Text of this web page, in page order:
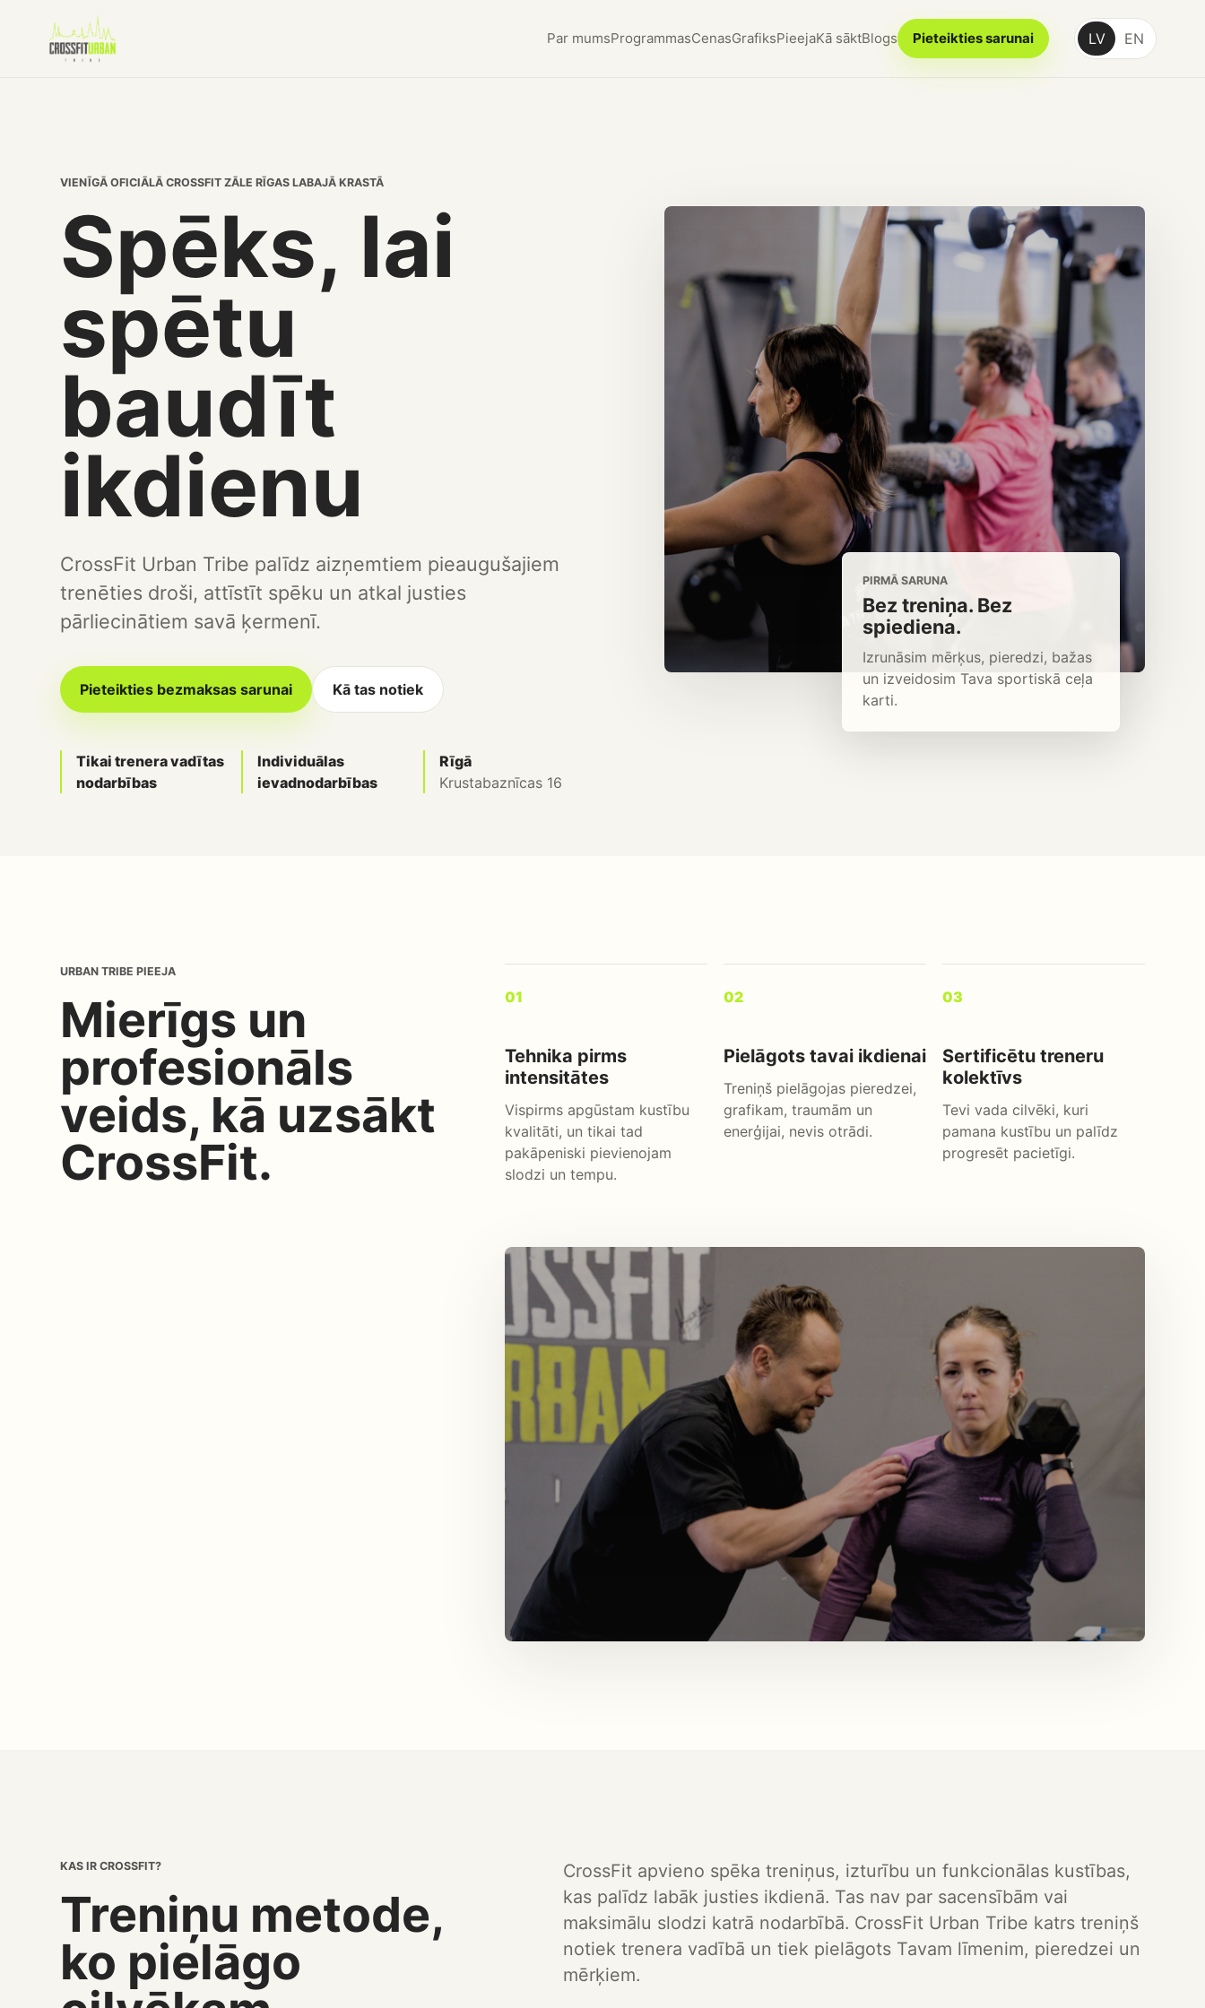
Par mumsProgrammasCenasGrafiksPieejaKā sāktBlogs Pieteikties sarunai LV EN
VIENĪGĀ OFICIĀLĀ CROSSFIT ZĀLE RĪGAS LABAJĀ KRASTĀ
Spēks, lai
spētu
baudīt
ikdienu
CrossFit Urban Tribe palīdz aizņemtiem pieaugušajiem
trenēties droši, attīstīt spēku un atkal justies
pārliecinātiem savā ķermenī.
Pieteikties bezmaksas sarunai Kā tas notiek
Tikai trenera vadītas
nodarbības
Individuālas
ievadnodarbības
Rīgā
Krustabaznīcas 16
PIRMĀ SARUNA
Bez treniņa. Bez
spiediena.
Izrunāsim mērķus, pieredzi, bažas
un izveidosim Tava sportiskā ceļa
karti.
URBAN TRIBE PIEEJA
Mierīgs un
profesionāls
veids, kā uzsākt
CrossFit.
01
Tehnika pirms
intensitātes
Vispirms apgūstam kustību
kvalitāti, un tikai tad
pakāpeniski pievienojam
slodzi un tempu.
02
Pielāgots tavai ikdienai
Treniņš pielāgojas pieredzei,
grafikam, traumām un
enerģijai, nevis otrādi.
03
Sertificētu treneru
kolektīvs
Tevi vada cilvēki, kuri
pamana kustību un palīdz
progresēt pacietīgi.
KAS IR CROSSFIT?
Treniņu metode,
ko pielāgo
CrossFit apvieno spēka treniņus, izturību un funkcionālas kustības,
kas palīdz labāk justies ikdienā. Tas nav par sacensībām vai
maksimālu slodzi katrā nodarbībā. CrossFit Urban Tribe katrs treniņš
notiek trenera vadībā un tiek pielāgots Tavam līmenim, pieredzei un
mērķiem.